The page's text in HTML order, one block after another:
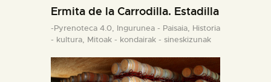
Ermita de la Carrodilla. Estadilla
-Pyrenoteca 4.0, Ingurunea - Paisaia, Historia
- kultura, Mitoak - kondairak - sineskizunak